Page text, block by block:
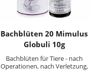
Bachblüten 20 Mimulus
Globuli 10g
Bachblüten für Tiere - nach
Operationen, nach Verletzung,